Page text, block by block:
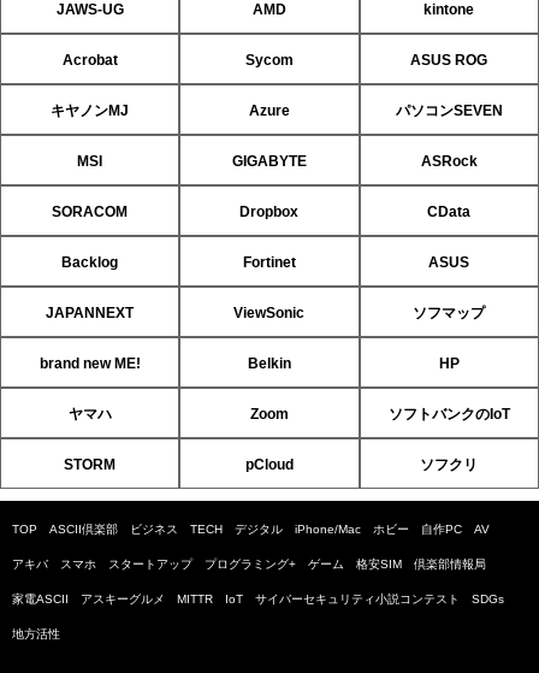
JAWS-UG AMD kintone
Acrobat Sycom ASUS ROG
キヤノンMJ Azure パソコンSEVEN
MSI GIGABYTE ASRock
SORACOM Dropbox CData
Backlog Fortinet ASUS
JAPANNEXT ViewSonic ソフマップ
brand new ME! Belkin HP
ヤマハ Zoom ソフトバンクのIoT
STORM pCloud ソフクリ
TOP ASCII倶楽部 ビジネス TECH デジタル iPhone/Mac ホビー 自作PC AV
アキバ スマホ スタートアップ プログラミング+ ゲーム 格安SIM 倶楽部情報局
家電ASCII アスキーグルメ MITTR IoT サイバーセキュリティ小説コンテスト SDGs
地方活性